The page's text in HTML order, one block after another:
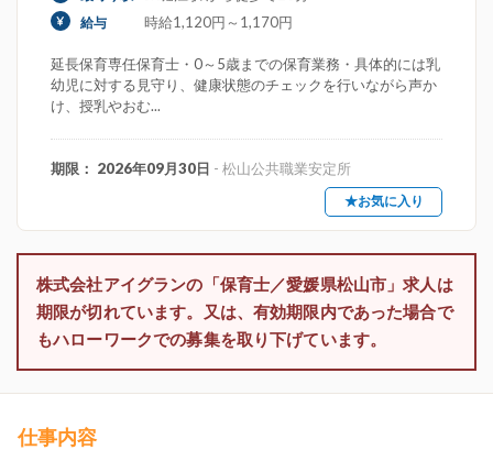
給与 時給1,120円～1,170円
延長保育専任保育士・0～5歳までの保育業務・具体的には乳
幼児に対する見守り、健康状態のチェックを行いながら声か
け、授乳やおむ...
期限： 2026年09月30日 - 松山公共職業安定所
★お気に入り
株式会社アイグランの「保育士／愛媛県松山市」求人は
期限が切れています。又は、有効期限内であった場合で
もハローワークでの募集を取り下げています。
仕事内容